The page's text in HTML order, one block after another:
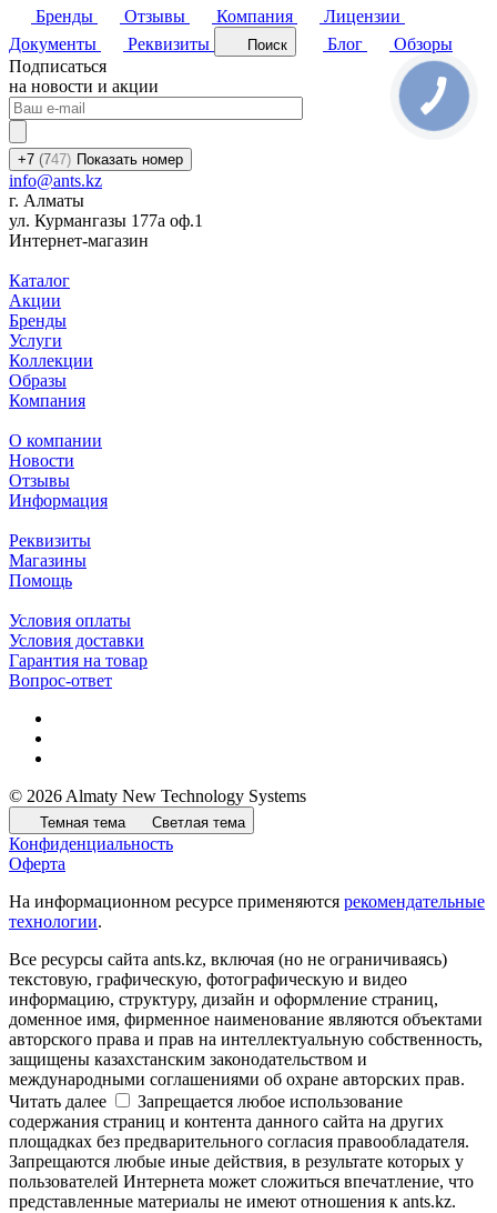
Бренды
Отзывы Компания
Лицензии
Документы
Реквизиты Поиск Блог
Обзоры
Подписаться
на новости и акции
+7 (747) Показать номер
info@ants.kz
г. Алматы
ул. Курмангазы 177а оф.1
Интернет-магазин
Каталог
Акции
Бренды
Услуги
Коллекции
Образы
Компания
О компании
Новости
Отзывы
Информация
Реквизиты
Магазины
Помощь
Условия оплаты
Условия доставки
Гарантия на товар
Вопрос-ответ
© 2026 Almaty New Technology Systems
Темная тема Светлая тема
Конфиденциальность
Оферта
На информационном ресурсе применяются рекомендательные
технологии.
Все ресурсы сайта ants.kz, включая (но не ограничиваясь)
текстовую, графическую, фотографическую и видео
информацию, структуру, дизайн и оформление страниц,
доменное имя, фирменное наименование являются объектами
авторского права и прав на интеллектуальную собственность,
защищены казахстанским законодательством и
международными соглашениями об охране авторских прав.
Читать далее
Запрещается любое использование
содержания страниц и контента данного сайта на других
площадках без предварительного согласия правообладателя.
Запрещаются любые иные действия, в результате которых у
пользователей Интернета может сложиться впечатление, что
представленные материалы не имеют отношения к ants.kz.